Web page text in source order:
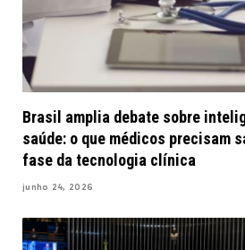
Brasil amplia debate sobre
saúde: o que médicos precisam
fase da tecnologia clínica
junho 24, 2026